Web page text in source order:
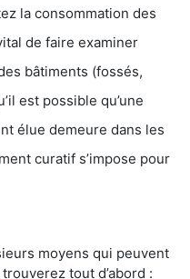
la consommation des
de faire examiner
bâtiments (fossés,
est possible qu’une
élue demeure dans les
curatif s’impose pour
moyens qui peuvent
tout d’abord :